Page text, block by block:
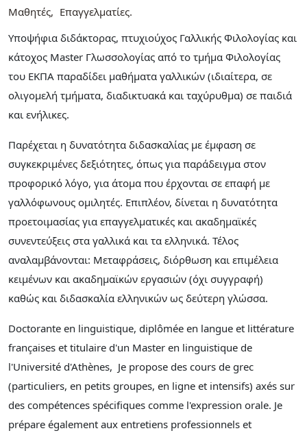
Μαθητές
Επαγγελματίες
Υποψήφια διδάκτορας, πτυχιούχος Γαλλικής Φιλολογίας και
κάτοχος Master Γλωσσολογίας από το τμήμα Φιλολογίας
του ΕΚΠΑ παραδίδει μαθήματα γαλλικών (ιδιαίτερα, σε
ολιγομελή τμήματα, διαδικτυακά και ταχύρυθμα) σε παιδιά
και ενήλικες.
Παρέχεται η δυνατότητα διδασκαλίας με έμφαση σε
συγκεκριμένες δεξιότητες, όπως για παράδειγμα στον
προφορικό λόγο, για άτομα που έρχονται σε επαφή με
γαλλόφωνους ομιλητές. Επιπλέον, δίνεται η δυνατότητα
προετοιμασίας για επαγγελματικές και ακαδημαϊκές
συνεντεύξεις στα γαλλικά και τα ελληνικά. Τέλος
αναλαμβάνονται: Μεταφράσεις, διόρθωση και επιμέλεια
κειμένων και ακαδημαϊκών εργασιών (όχι συγγραφή)
καθώς και διδασκαλία ελληνικών ως δεύτερη γλώσσα.
Doctorante en linguistique, diplômée en langue et littérature
françaises et titulaire d'un Master en linguistique de
l'Université d'Athènes, Je propose des cours de grec
(particuliers, en petits groupes, en ligne et intensifs) axés sur
des compétences spécifiques comme l'expression orale. Je
prépare également aux entretiens professionnels et